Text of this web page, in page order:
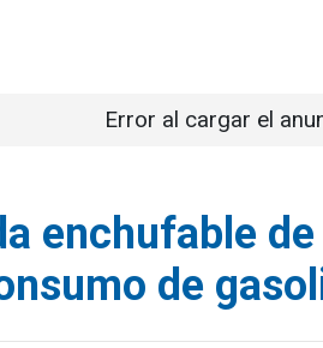
Error al cargar el
enchufable
de